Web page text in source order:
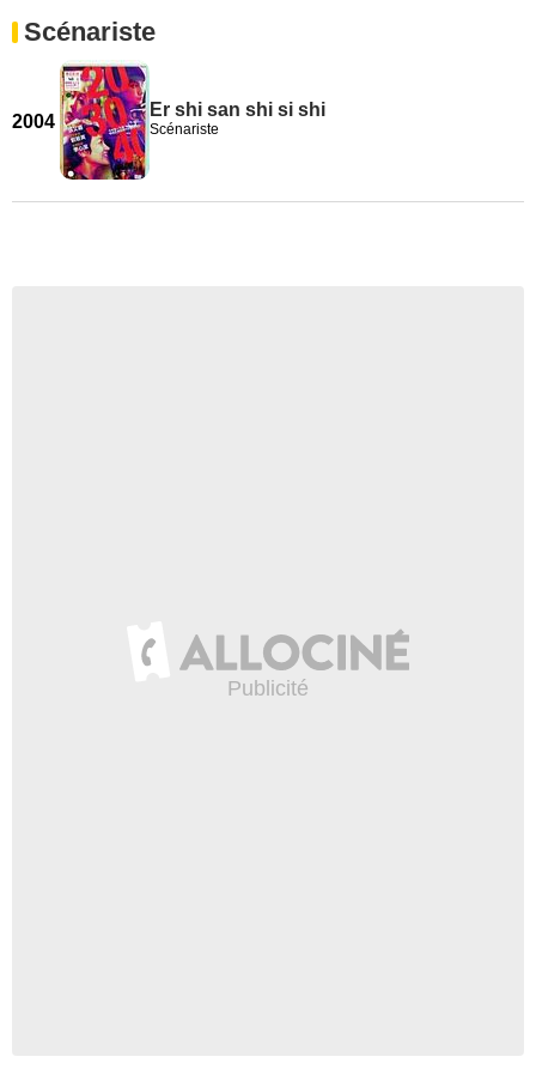
Scénariste
2004
Er shi san shi si shi
Scénariste